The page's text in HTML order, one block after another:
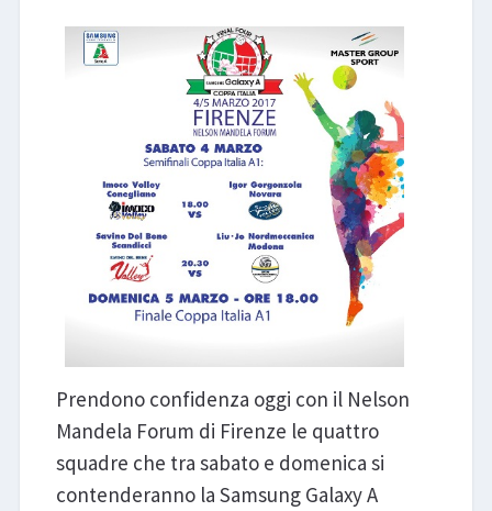
Prendono confidenza oggi con il Nelson
Mandela Forum di Firenze le quattro
squadre che tra sabato e domenica si
contenderanno la Samsung Galaxy A